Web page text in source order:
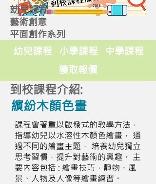
幼兒課程
藝術創意
平面創作系列
幼兒課程 小學課程
中學課程
獲取報價
到校課程介紹:
繽紛木顏色畫
課程會著重以啟發式的教學方法，
指導幼兒以水溶性木顏色繪畫， 通
過不同的繪畫主題， 培養幼兒獨立
思考習慣，提升對藝術的興趣。 主
要內容包括 : 繪畫技巧，靜物、風
景、人物及人像等繪畫練習。